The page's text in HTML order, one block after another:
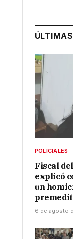
POLICIALES
Fiscal
explicó
un
6 de agosto